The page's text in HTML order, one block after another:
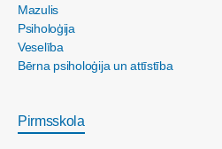
Mazulis
Psiholoģija
Veselība
Bērna psiholoģija un attīstība
Pirmsskola